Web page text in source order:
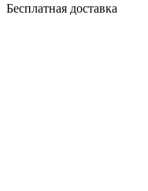
Бесплатная доставка